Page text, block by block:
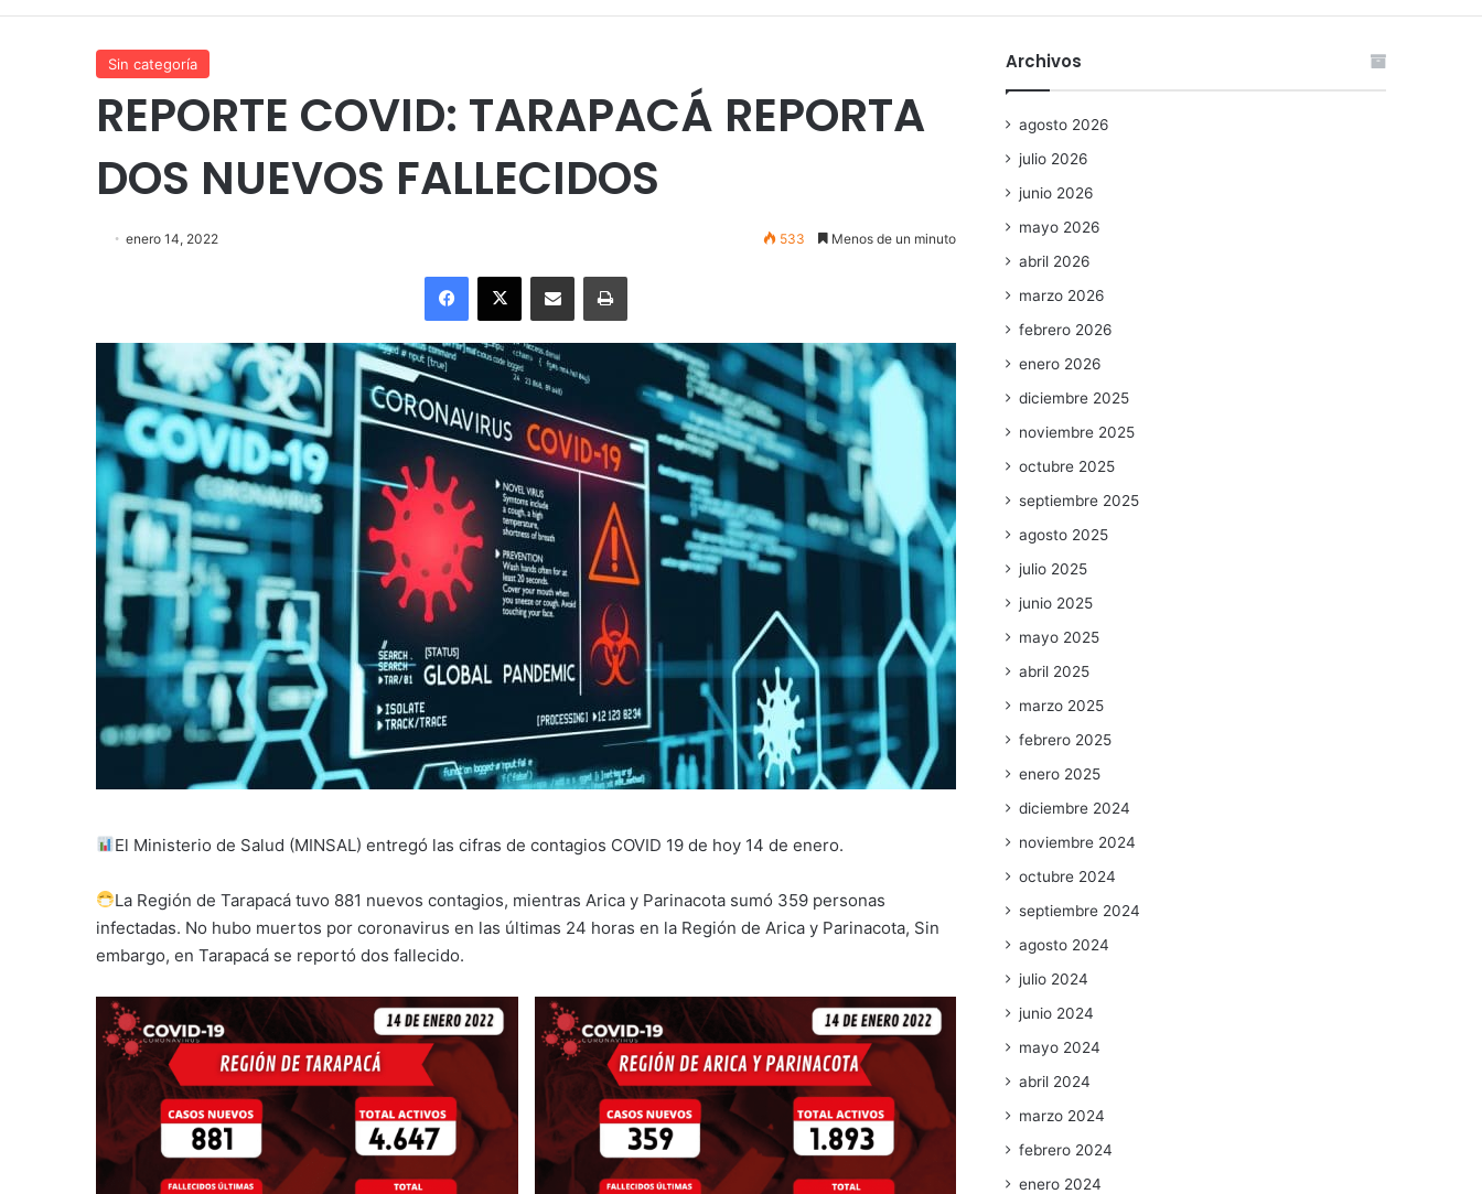
Sin categoría
REPORTE COVID: TARAPACÁ REPORTA
DOS NUEVOS FALLECIDOS
enero 14, 2022 533 Menos de un minuto
Facebook
X Enviar vía email Imprimir
El Ministerio de Salud (MINSAL) entregó las cifras de contagios COVID 19 de hoy 14 de enero.
La Región de Tarapacá tuvo 881 nuevos contagios, mientras Arica y Parinacota sumó 359 personas
infectadas. No hubo muertos por coronavirus en las últimas 24 horas en la Región de Arica y Parinacota, Sin
embargo, en Tarapacá se reportó dos fallecido.
Archivos
agosto 2026
julio 2026
junio 2026
mayo 2026
abril 2026
marzo 2026
febrero 2026
enero 2026
diciembre 2025
noviembre 2025
octubre 2025
septiembre 2025
agosto 2025
julio 2025
junio 2025
mayo 2025
abril 2025
marzo 2025
febrero 2025
enero 2025
diciembre 2024
noviembre 2024
octubre 2024
septiembre 2024
agosto 2024
julio 2024
junio 2024
mayo 2024
abril 2024
marzo 2024
febrero 2024
enero 2024